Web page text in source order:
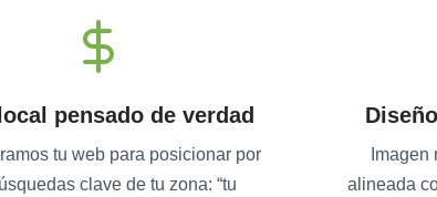
pensado de verdad
tu web para posicionar por
clave de tu zona: “tu
alineada